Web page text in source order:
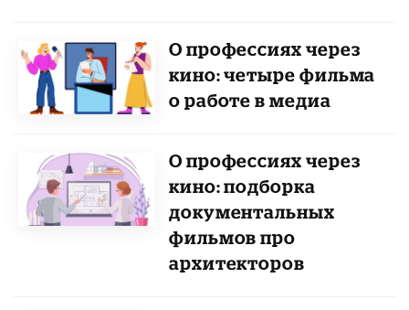
О профессиях через
кино: четыре фильма
о работе в медиа
О профессиях через
кино: подборка
документальных
фильмов про
архитекторов